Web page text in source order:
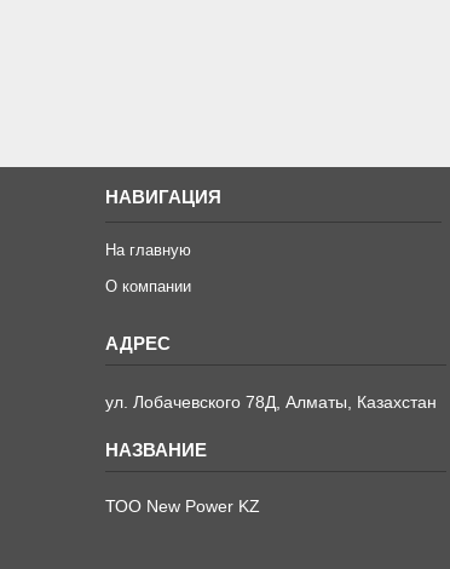
НАВИГАЦИЯ
На главную
О компании
ул. Лобачевского 78Д, Алматы, Казахстан
ТОО New Power KZ